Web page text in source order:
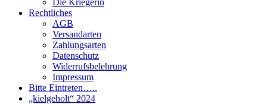
Die Kriegerin
Rechtliches
AGB
Versandarten
Zahlungsarten
Datenschutz
Widerrufsbelehrung
Impressum
Bitte Eintreten…..
„kielgeholt“ 2024